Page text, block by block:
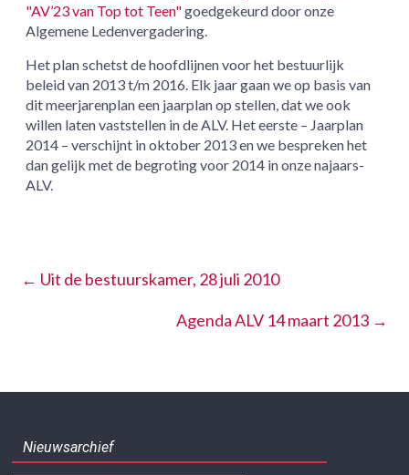
"AV’23 van Top tot Teen"goedgekeurd door onze
Algemene Ledenvergadering.
Het plan schetst de hoofdlijnen voor het bestuurlijk
beleid van 2013 t/m 2016. Elk jaar gaan we op basis van
dit meerjarenplan een jaarplan op stellen, dat we ook
willen laten vaststellen in de ALV. Het eerste – Jaarplan
2014 – verschijnt in oktober 2013 en we bespreken het
dan gelijk met de begroting voor 2014 in onze najaars-
ALV.
← Uit de bestuurskamer, 28 juli 2010
Agenda ALV 14 maart 2013 →
Nieuwsarchief